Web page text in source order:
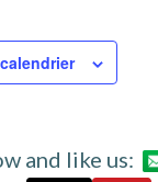
and like us: